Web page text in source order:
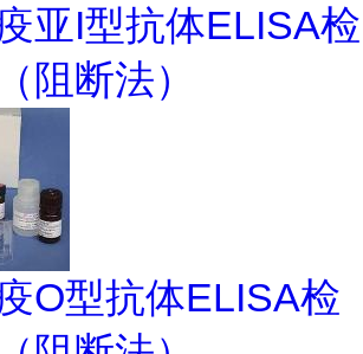
亚I型抗体ELISA检
阻断法）
O型抗体ELISA检